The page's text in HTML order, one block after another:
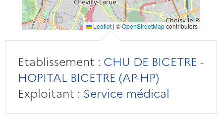
Leaflet | ©OpenStreetMapcontributors
Etablissement : CHU DE BICETRE -
HOPITAL BICETRE (AP-HP)
Exploitant : Service médical